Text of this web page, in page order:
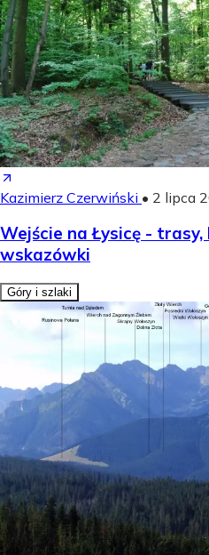
Kazimierz Czerwiński • 2 lipca
Wejście na Łysicę -
wskazówki
Góry i szlaki